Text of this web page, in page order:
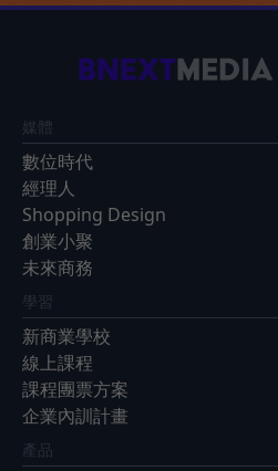
媒體
數位時代
經理人
Shopping Design
創業小聚
未來商務
學習
新商業學校
線上課程
課程團票方案
企業內訓計畫
產品